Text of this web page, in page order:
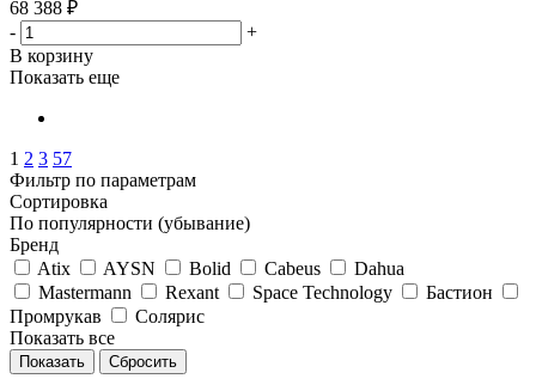
68 388 ₽
-
+
В корзину
Показать еще
1 2 3 57
Фильтр по параметрам
Сортировка
По популярности (убывание)
Бренд
Atix
AYSN Bolid Cabeus
Dahua
Mastermann
Rexant Space Technology
Бастион
Промрукав
Солярис
Показать все
Сбросить